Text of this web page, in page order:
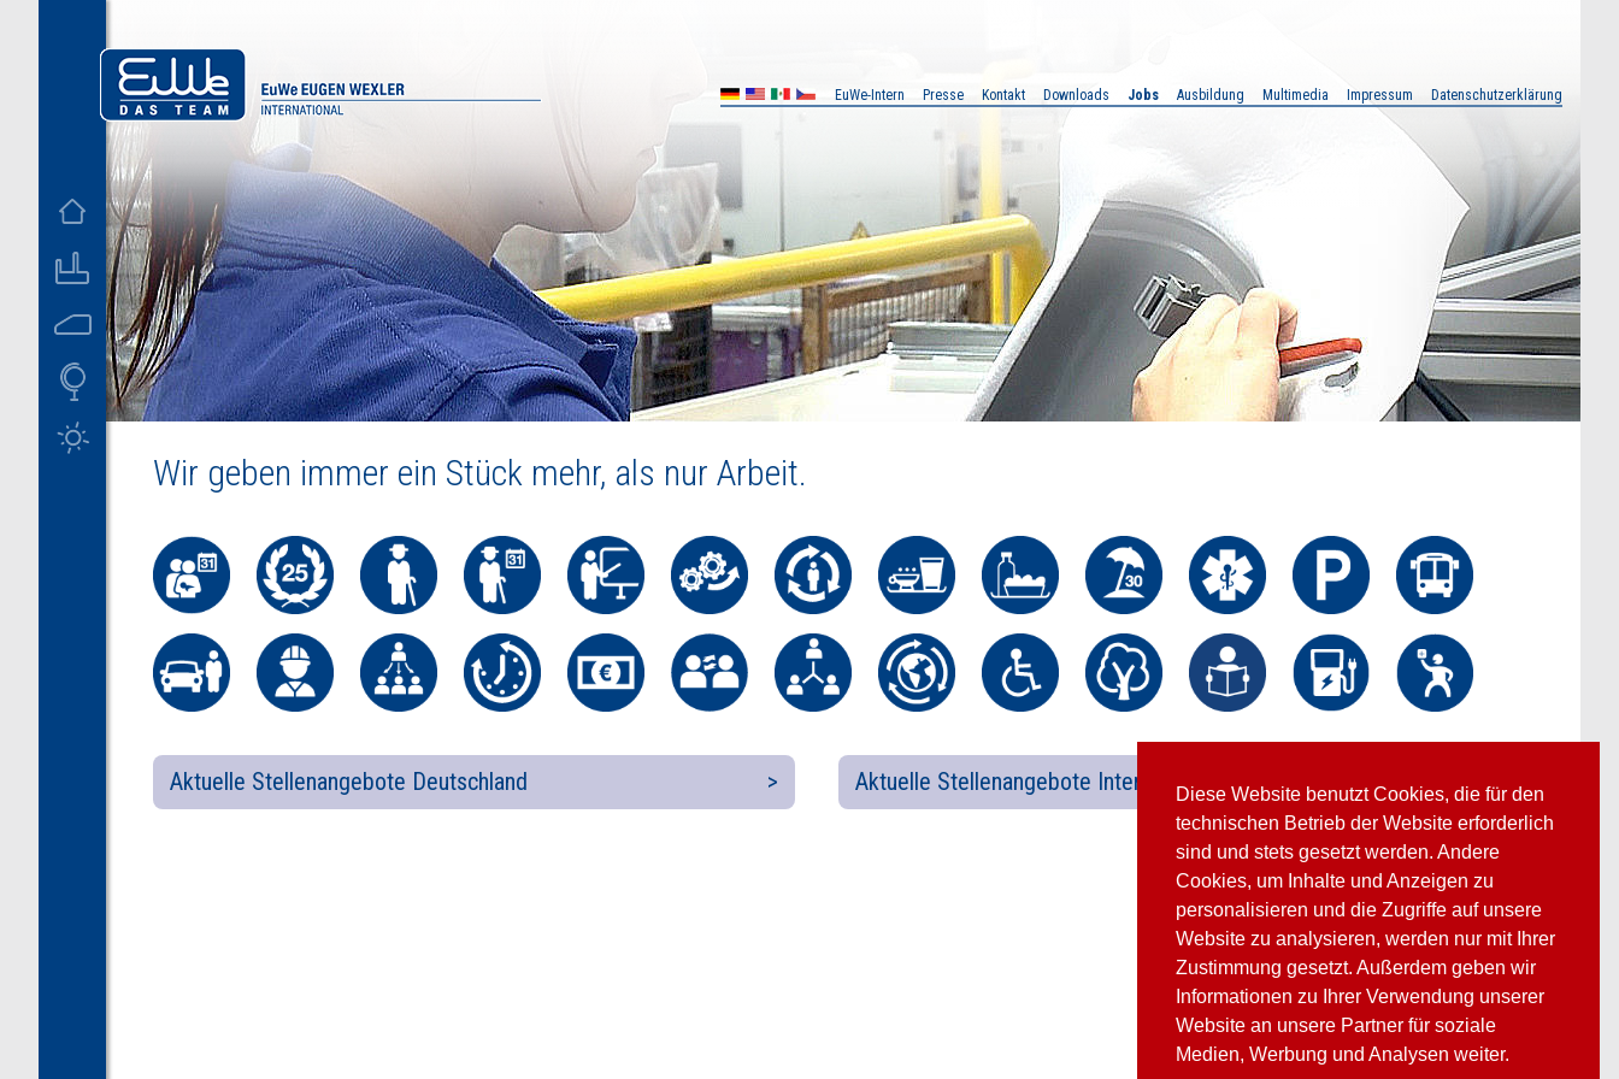
Diese Website benutzt Cookies, die für den
technischen Betrieb der Website erforderlich
sind und stets gesetzt werden. Andere
Cookies, um Inhalte und Anzeigen zu
personalisieren und die Zugriffe auf unsere
Website zu analysieren, werden nur mit Ihrer
Zustimmung gesetzt. Außerdem geben wir
Informationen zu Ihrer Verwendung unserer
Website an unsere Partner für soziale
Medien, Werbung und Analysen weiter.
Wir geben immer ein Stück mehr, als nur Arbeit.
Aktuelle Stellenangebote Deutschland Aktuelle Stellenangebote International
D US MX EuWe-Intern Presse Kontakt Downloads Jobs Ausbildung Multimedia Impressum Datenschutzerklärung